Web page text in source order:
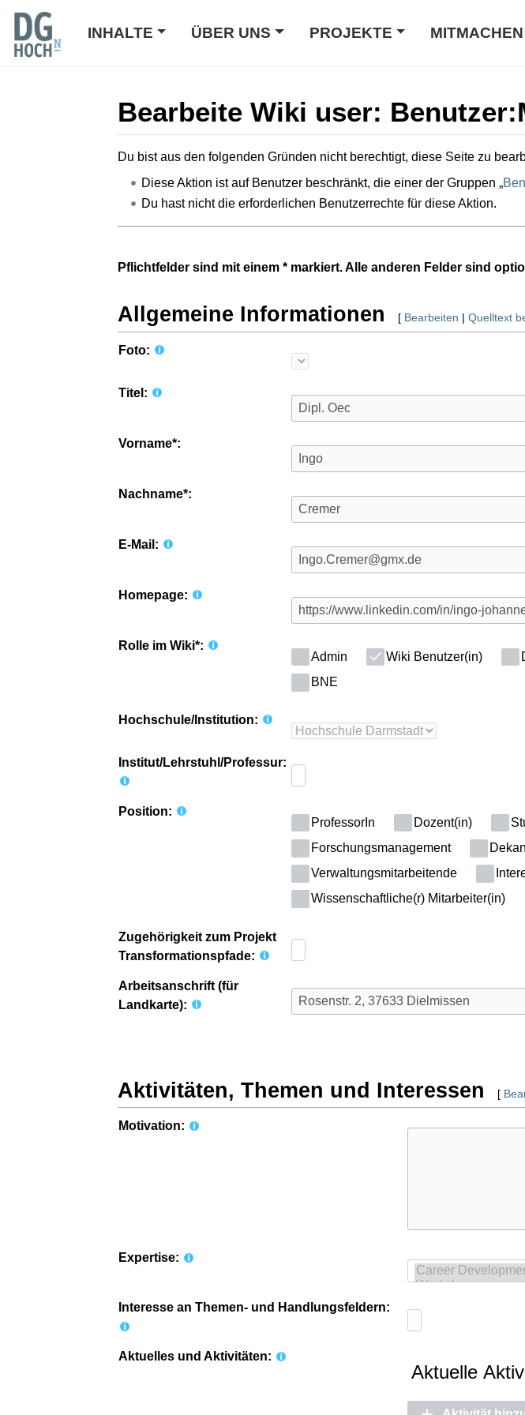
INHALTE ÜBER UNS PROJEKTE MITMACHEN
Bearbeite Wiki user:
Wechseln zu:Navigation,Suche
Du bist aus den folgenden Gründen nicht berechtigt, diese Seite zu
Diese Aktion ist auf Benutzer beschränkt, die einer der Gruppen „
Du hast nicht die erforderlichen Benutzerrechte für diese Aktion.
Pflichtfelder sind mit einem * markiert. Alle anderen Felder sind
Allgemeine Informationen [ Bearbeiten | Quelltext
Foto:
Titel:
Vorname*:
Nachname*:
E-Mail:
Homepage:
Rolle im Wiki*:
Admin
Wiki Benutzer(in)
BNE
Hochschule/Institution:
Institut/Lehrstuhl/Professur:
Position:
ProfessorIn
Dozent(in)
Forschungsmanagement
Verwaltungsmitarbeitende
Wissenschaftliche(r) Mitarbeiter(in)
Zugehörigkeit zum Projekt
Transformationspfade:
Arbeitsanschrift (für
Landkarte):
Aktivitäten, Themen und Interessen [
Motivation:
Expertise:
Interesse an Themen- und Handlungsfeldern:
Aktuelles und Aktivitäten:
Aktuelle